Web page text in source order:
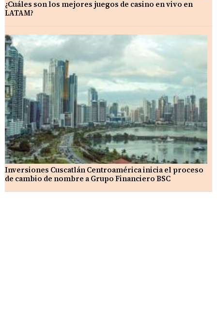
¿Cuáles son los mejores juegos de casino en vivo en
LATAM?
Inversiones Cuscatlán Centroamérica inicia el proceso
de cambio de nombre a Grupo Financiero BSC